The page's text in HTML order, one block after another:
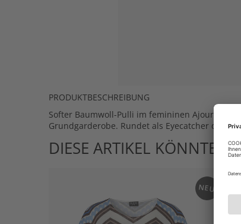
PRODUKTBESCHREIBUNG
Softer Baumwoll-Pulli im femininen Ajour-
Grundgarderobe. Rundet als Eyecatcher das
DIESE ARTIKEL KÖNNTEN
NEU